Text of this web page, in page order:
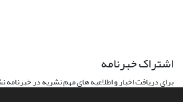
اشتراک خبرنامه
برای دریافت اخبار و اطلاعیه های مهم نشریه در